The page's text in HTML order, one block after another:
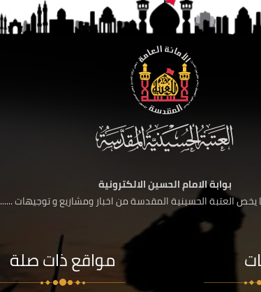
بوابة الامام الحسين الالكترونية
يخص العتبة الحسينية المقدسة من اخبار ومشاريع و توجيهات ......
مواقع ذات صلة